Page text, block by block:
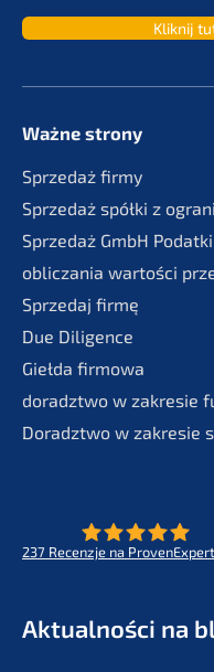
Kliknij
Ważne strony
Sprze­daż firmy
Sprze­daż spółki z
Sprze­daż GmbH Podatki
oblic­za­nia wartości
Sprze­daj firmę
Due Diligence
Giełda firmo­wa
doradzt­wo w zakre­sie
Doradzt­wo w zakre­sie
237 Recenz­je na
Aktual­ności na